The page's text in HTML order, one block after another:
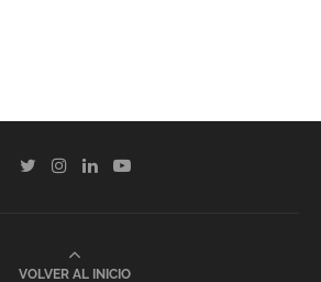
VOLVER AL INICIO